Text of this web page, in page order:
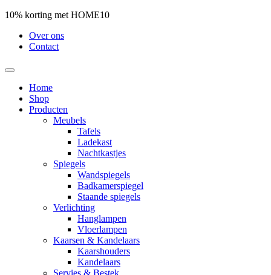
10% korting met HOME10
Over ons
Contact
Home
Shop
Producten
Meubels
Tafels
Ladekast
Nachtkastjes
Spiegels
Wandspiegels
Badkamerspiegel
Staande spiegels
Verlichting
Hanglampen
Vloerlampen
Kaarsen & Kandelaars
Kaarshouders
Kandelaars
Servies & Bestek